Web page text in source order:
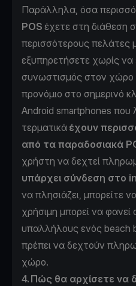
Παράλληλα, όσα
POS έχετε στη διάθεση
περισσότερους πελάτες
εξυπηρετήσετε χωρίς να
συνωστισμός στον χώρο
προνόμιο στο σημερινό
Android smartphones που
τερματικά έχουν
από τα παραδοσιακά
χρήστη να δεχτεί
υπάρχει σύνδεση στο
να πλησιάζει, μπορείτε
χρήσιμη μπορεί να
υπαλλήλους ενός beach
πρέπει να δεχτούν
χώρο.
4. Πώς θα αρχίσετε να